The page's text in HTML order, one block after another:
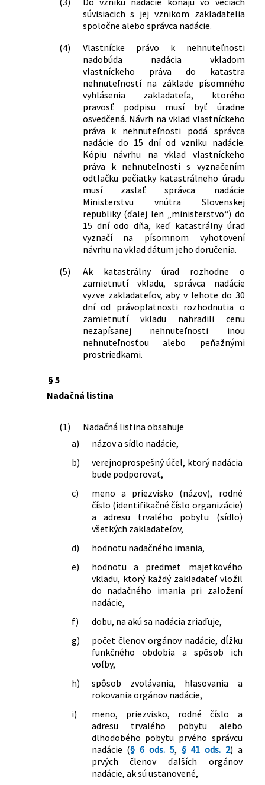
súvisiacich s jej vznikom zakladatelia
spoločne alebo správca nadácie.
(4)
Vlastnícke právo k nehnuteľnosti
nadobúda nadácia vkladom
vlastníckeho práva do katastra
nehnuteľností na základe písomného
vyhlásenia zakladateľa, ktorého
pravosť podpisu musí byť úradne
osvedčená. Návrh na vklad vlastníckeho
práva k nehnuteľnosti podá správca
nadácie do 15 dní od vzniku nadácie.
Kópiu návrhu na vklad vlastníckeho
práva k nehnuteľnosti s vyznačením
odtlačku pečiatky katastrálneho úradu
musí zaslať správca nadácie
Ministerstvu vnútra Slovenskej
republiky (ďalej len „ministerstvo“) do
15 dní odo dňa, keď katastrálny úrad
vyznačí na písomnom vyhotovení
návrhu na vklad dátum jeho doručenia.
(5)
Ak katastrálny úrad rozhodne o
zamietnutí vkladu, správca nadácie
vyzve zakladateľov, aby v lehote do 30
dní od právoplatnosti rozhodnutia o
zamietnutí vkladu nahradili cenu
nezapísanej nehnuteľnosti inou
nehnuteľnosťou alebo peňažnými
prostriedkami.
§ 5
Nadačná listina
(1)
Nadačná listina obsahuje
a)
názov a sídlo nadácie,
b)
verejnoprospešný účel, ktorý nadácia
bude podporovať,
c)
meno a priezvisko (názov), rodné
číslo (identifikačné číslo organizácie)
a adresu trvalého pobytu (sídlo)
všetkých zakladateľov,
d)
hodnotu nadačného imania,
e)
hodnotu a predmet majetkového
vkladu, ktorý každý zakladateľ vložil
do nadačného imania pri založení
nadácie,
f)
dobu, na akú sa nadácia zriaďuje,
g)
počet členov orgánov nadácie, dĺžku
funkčného obdobia a spôsob ich
voľby,
h)
spôsob zvolávania, hlasovania a
rokovania orgánov nadácie,
i)
meno, priezvisko, rodné číslo a
adresu trvalého pobytu alebo
dlhodobého pobytu prvého správcu
nadácie (§ 6 ods. 5, § 41 ods. 2) a
prvých členov ďalších orgánov
nadácie, ak sú ustanovené,